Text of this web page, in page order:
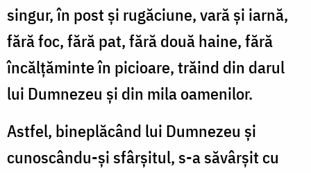
singur, în post şi rugăciune, vară şi iarnă,
fără foc, fără pat, fără două haine, fără
încălţăminte în picioare, trăind din darul
lui Dumnezeu şi din mila oamenilor.
Astfel, bineplăcând lui Dumnezeu şi
cunoscându-şi sfârşitul, s-a săvârşit cu